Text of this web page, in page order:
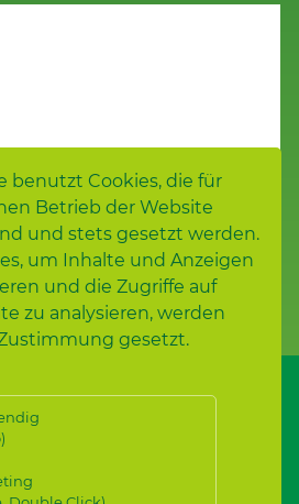
benutzt Cookies, die für
Betrieb der Website
und stets gesetzt werden.
um Inhalte und Anzeigen
und die Zugriffe auf
zu analysieren, werden
gesetzt.
, Nürtingen